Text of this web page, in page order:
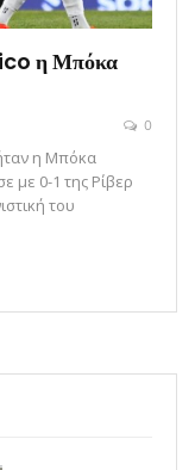
η Μπόκα
0
η Μπόκα
με 0-1 της Ρίβερ
του